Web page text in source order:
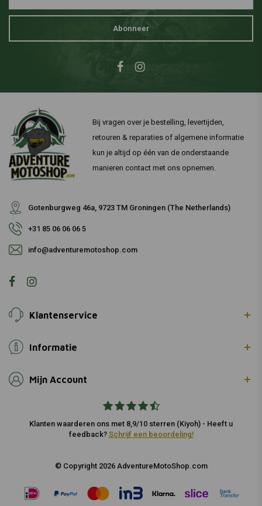
Abonneer
Bij vragen over je bestelling, levertijden,
retouren & reparaties of algemene informatie
kun je altijd op één van de onderstaande
manieren contact met ons opnemen.
Gotenburgweg 46a, 9723 TM Groningen (The Netherlands)
+31 85 06 06 06 5
info@adventuremotoshop.com
Klantenservice
Informatie
Mijn Account
Klanten waarderen ons met 8,9/10 sterren (Kiyoh) - Heeft u
feedback? Schrijf een beoordeling!
© Copyright 2026 AdventureMotoShop.com